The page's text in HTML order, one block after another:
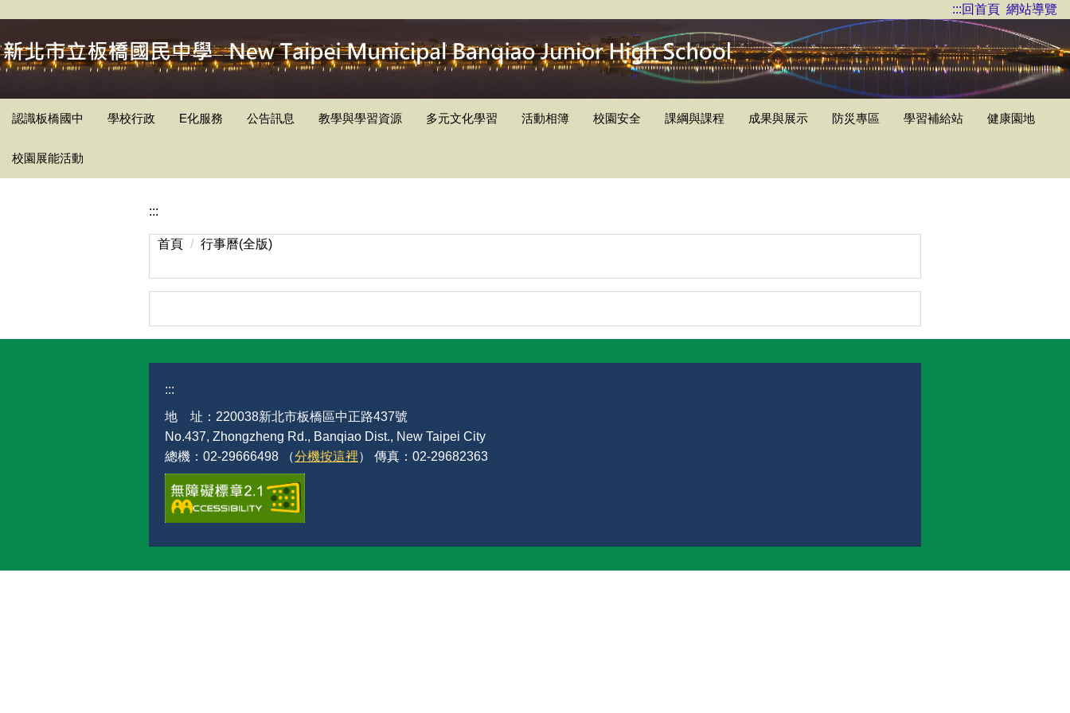
主
要
區
:::回首頁 網站導覽
認識板橋國中 學校行政 E化服務 公告訊息 教學與學習資源 多元文化學習 活動相簿 校園安全 課綱與課程 成果與展示 防災專區 學習補給站 健康園地
校園展能活動
:::
首頁 行事曆(全版)
:::
地 址：220038新北市板橋區中正路437號
No.437, Zhongzheng Rd., Banqiao Dist., New Taipei City
總機：02-29666498 （分機按這裡） 傳真：02-29682363